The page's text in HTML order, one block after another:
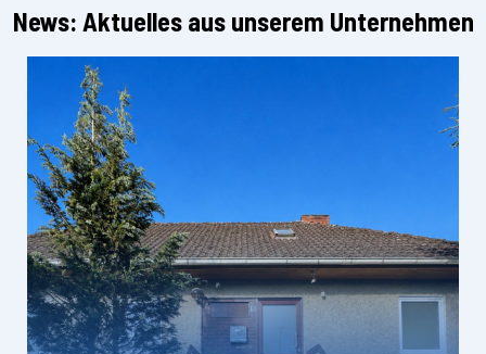
News: Aktuelles aus unserem Unternehmen